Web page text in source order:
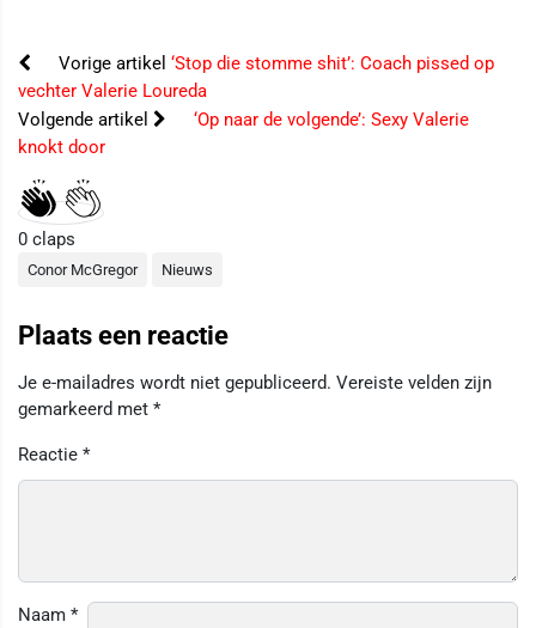
Vorige artikel ‘Stop die stomme shit’: Coach pissed op
vechter Valerie Loureda
Volgende artikel
‘Op naar de volgende’: Sexy Valerie
knokt door
0 claps
Conor McGregor Nieuws
Plaats een reactie
Je e-mailadres wordt niet gepubliceerd. Vereiste velden zijn
gemarkeerd met *
Reactie *
Naam *